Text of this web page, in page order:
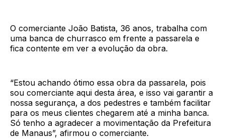
O comerciante João Batista, 36 anos, trabalha com
uma banca de churrasco em frente a passarela e
fica contente em ver a evolução da obra.
“Estou achando ótimo essa obra da passarela, pois
sou comerciante aqui desta área, e isso vai garantir a
nossa segurança, a dos pedestres e também facilitar
para os meus clientes chegarem até a minha banca.
Só tenho a agradecer a movimentação da Prefeitura
de Manaus”, afirmou o comerciante.